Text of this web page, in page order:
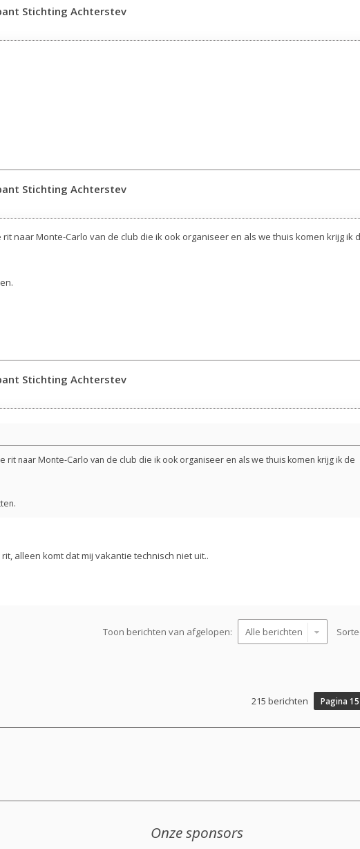
Stichting Achterstev
Stichting Achterstev
naar Monte-Carlo van de club die ik ook organiseer en als we thuis komen krijg ik
Stichting Achterstev
rit naar Monte-Carlo van de club die ik ook organiseer en als we thuis komen krijg ik de
alleen komt dat mij vakantie technisch niet uit..
Toon berichten van afgelopen:
215 berichten Pagina15
Onze sponsors